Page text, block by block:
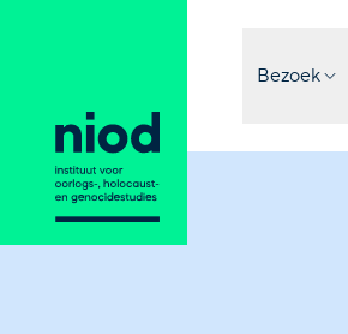
Bezoek